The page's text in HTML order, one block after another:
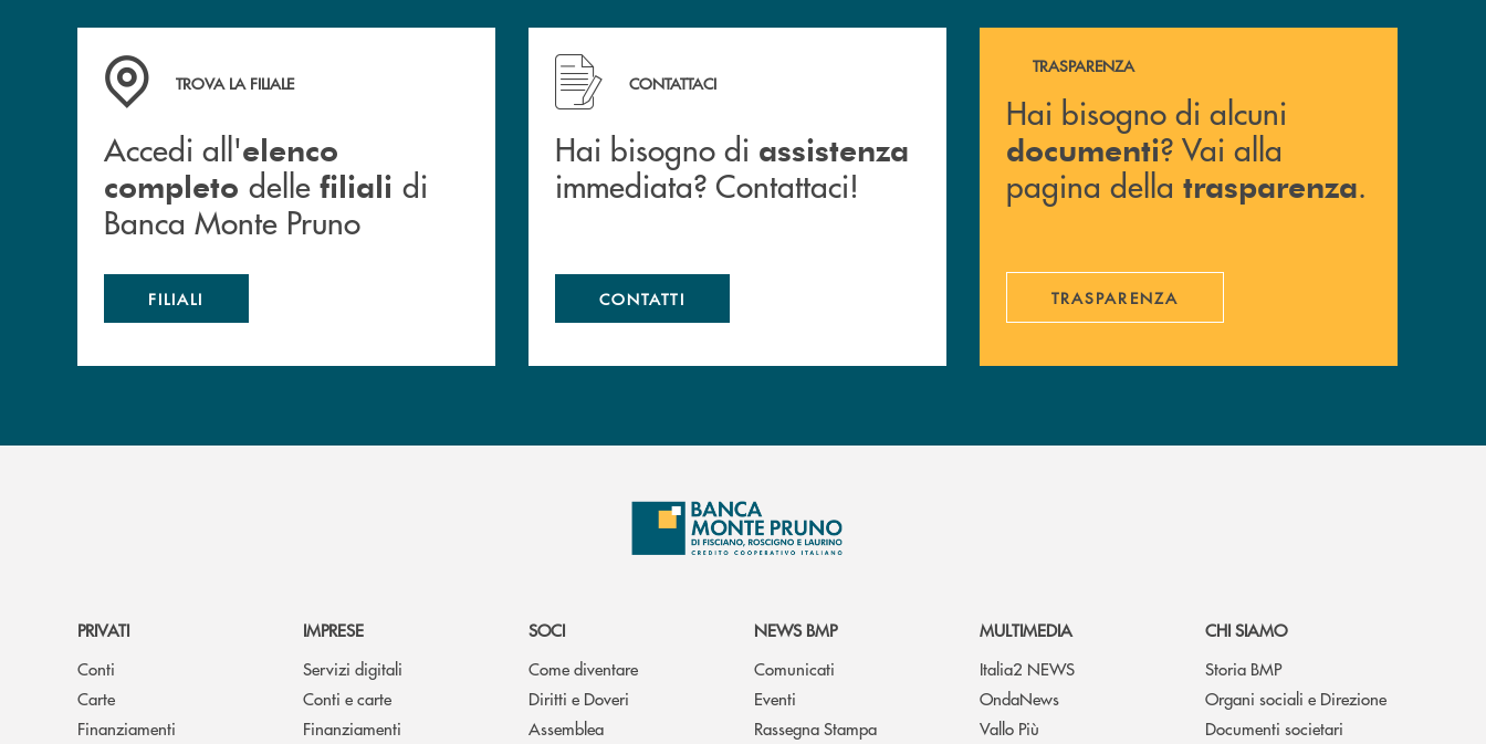
Accedi all' elenco completo&nbsp; delle&nbsp; filiali&nbsp; di Banca Monte Pruno
TROVA LA FILIALE
Accedi all'elenco
completo delle filiali di
Banca Monte Pruno
FILIALI
Hai bisogno di assistenza immediata? Contattaci!
CONTATTACI
Hai bisogno di assistenza
immediata? Contattaci!
CONTATTI
Hai bisogno di alcuni documenti ? Vai alla pagina della
TRASPARENZA
Hai bisogno di alcuni
documenti? Vai alla
pagina della trasparenza.
TRASPARENZA
PRIVATI
Conti
Carte
Finanziamenti
IMPRESE
Servizi digitali
Conti e carte
Finanziamenti
SOCI
Come diventare
Diritti e Doveri
Assemblea
NEWS BMP
Comunicati
Eventi
Rassegna Stampa
MULTIMEDIA
Italia2 NEWS
OndaNews
Vallo Più
CHI SIAMO
Storia BMP
Organi sociali e Direzione
Documenti societari